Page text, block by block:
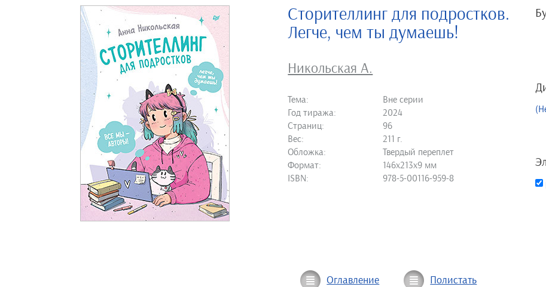
Сторителлинг для подростков.
Легче, чем ты думаешь!
Никольская А.
Тема:
Вне серии
Год тиража:
2024
Страниц:
96
Вес:
211 г.
Обложка:
Твердый переплет
Формат:
146х213х9 мм
ISBN:
978-5-00116-959-8
Оглавление Полистать